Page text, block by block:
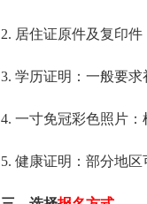
2. 居住证原件及复印件
3. 学历证明：一般要求
4. 一寸免冠彩色照片：
5. 健康证明：部分地